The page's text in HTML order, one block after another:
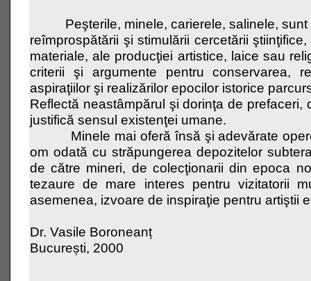
Peşterile, minele, carierele, salinele, sunt
reîmprospătării şi stimulării cercetării
materiale, ale producţiei artistice, laice sau
criterii şi argumente pentru conservarea,
aspiraţiilor şi realizărilor epocilor istorice
Reflectă neastâmpărul şi dorinţa de prefaceri,
justifică sensul existenţei umane.
Minele mai oferă însă şi adevărate opere
om odată cu străpungerea depozitelor
de către mineri, de colecţionarii din epoca
tezaure de mare interes pentru vizitatorii
asemenea, izvoare de inspiraţie pentru artiştii
Dr. Vasile Boroneanț
București, 2000